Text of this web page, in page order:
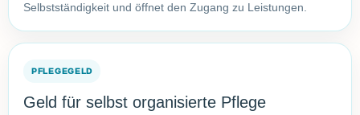
Selbstständigkeit und öffnet den Zugang zu Leistungen.
PFLEGEGELD
Geld für selbst organisierte Pflege